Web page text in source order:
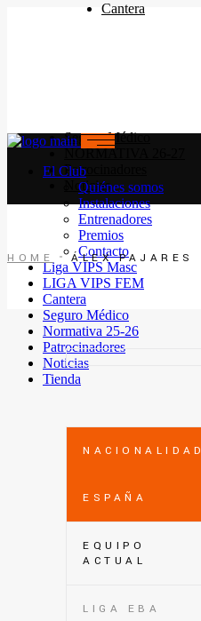
Seguro Médico
NORMATIVA 26-27
Patrocinadores
Noticias
Quiénes somosCantera
El Club
Quiénes somos
Instalaciones
Entrenadores
Premios
Contacto
Liga VIPS Masc
LIGA VIPS FEM
Cantera
Seguro Médico
Normativa 25-26
Patrocinadores
Noticias
Tienda
HOME ÁLEX PAJARES
NACIONALIDAD
ESPAÑA
EQUIPO
ACTUAL
LIGA EBA